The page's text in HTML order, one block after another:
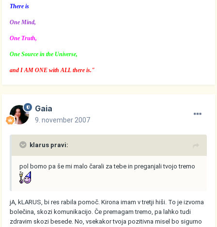
There is
One Mind,
One Truth,
One Source in the Universe,
and I AM ONE with ALL there is."
Gaia
9. november 2007
klarus pravi:
pol bomo pa še mi malo čarali za tebe in preganjali tvojo tremo
jA, kLARUS, bi res rabila pomoč. Kirona imam v tretji hiši. To je izvorna
bolečina, skozi komunikacijo. Če premagam tremo, pa lahko tudi
zdravim skozi besede. No, vsekakor tvoja pozitivna misel bo sigurno